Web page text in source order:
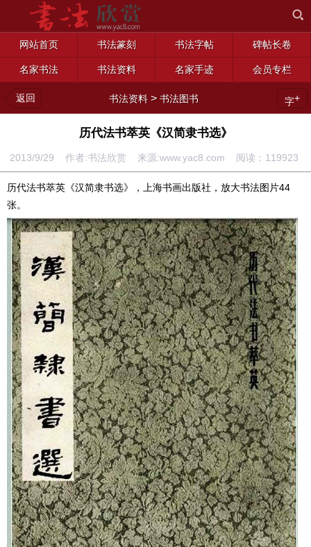
网站首页 书法篆刻 书法字帖 碑帖长卷
名家书法 书法资料 名家手迹 会员专栏
返回 书法资料 >书法图书 字+
历代法书萃英《汉简隶书选》
2013/9/29 作者:书法欣赏 来源:www.yac8.com 阅读： 119923
历代法书萃英《汉简隶书选》，上海书画出版社，放大书法图片44
张。